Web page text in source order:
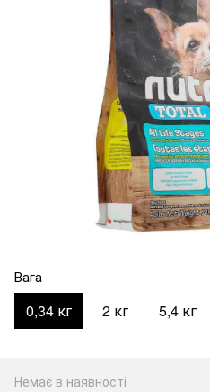
Вага
0,34 кг 2 кг 5,4 кг
Немає в наявності